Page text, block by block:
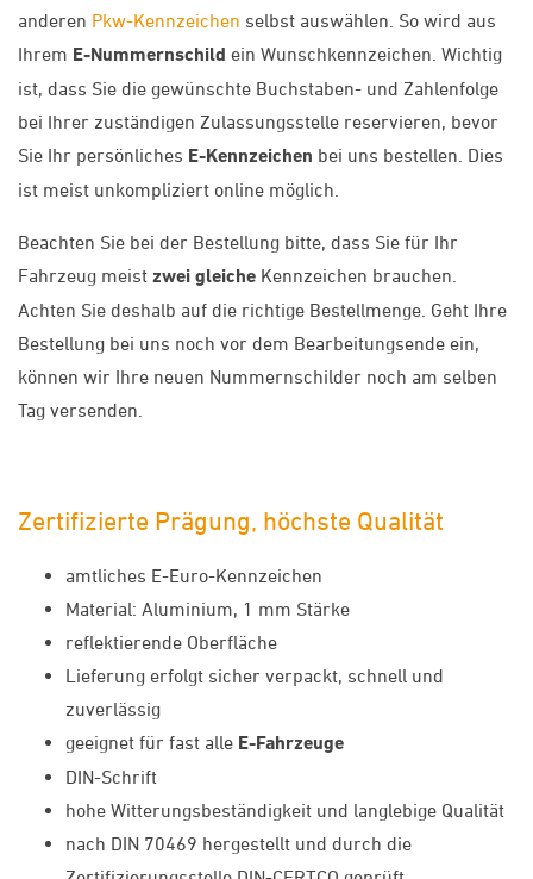
anderen Pkw-Kennzeichen selbst auswählen. So wird aus
Ihrem E-Nummernschild ein Wunschkennzeichen. Wichtig
ist, dass Sie die gewünschte Buchstaben- und Zahlenfolge
bei Ihrer zuständigen Zulassungsstelle reservieren, bevor
Sie Ihr persönliches E-Kennzeichen bei uns bestellen. Dies
ist meist unkompliziert online möglich.
Beachten Sie bei der Bestellung bitte, dass Sie für Ihr
Fahrzeug meist zwei gleiche Kennzeichen brauchen.
Achten Sie deshalb auf die richtige Bestellmenge. Geht Ihre
Bestellung bei uns noch vor dem Bearbeitungsende ein,
können wir Ihre neuen Nummernschilder noch am selben
Tag versenden.
Zertifizierte Prägung, höchste Qualität
amtliches E-Euro-Kennzeichen
Material: Aluminium, 1 mm Stärke
reflektierende Oberfläche
Lieferung erfolgt sicher verpackt, schnell und
zuverlässig
geeignet für fast alle E-Fahrzeuge
DIN-Schrift
hohe Witterungsbeständigkeit und langlebige Qualität
nach DIN 70469 hergestellt und durch die